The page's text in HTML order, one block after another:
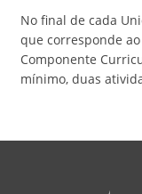
No final de cada
que corresponde
Componente
mínimo, duas